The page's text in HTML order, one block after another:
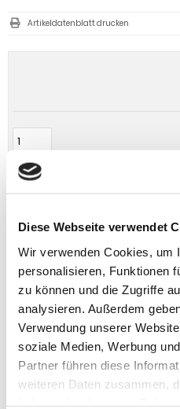
Diese Webseite verwendet
Wir verwenden Cookies, um
personalisieren, Funktionen
zu können und die Zugriffe
analysieren. Außerdem
Verwendung unserer
soziale Medien, Werbung
Partner führen diese
weiteren Daten zusammen,
Artikeldatenblatt drucken